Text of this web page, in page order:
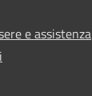
e assistenza